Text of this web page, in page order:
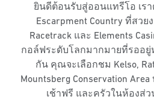
ยินดีต้อนรับสู่ออนแทรีโอ เรา
Escarpment Country ที่สวย
Racetrack และ Elements
กอล์ฟระดับโลกมากมายที่รออยู่
กัน คุณจะเลือกชม Kelso,
Mountsberg Conservation
เช้าฟรี และครัวในห้องส่